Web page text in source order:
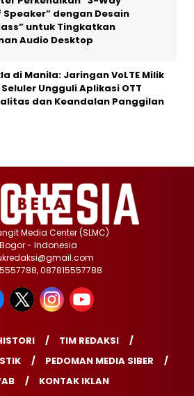
Speaker” dengan Desain
untuk Tingkatkan
Audio Desktop
di Manila: Jaringan VoLTE Milik
Ungguli Aplikasi OTT
dan Keandalan Panggilan
Media Center (SLMC)
Bogor - Indonesia
087815557788
TIM REDAKSI
PEDOMAN MEDIA SIBER
KONTAK IKLAN